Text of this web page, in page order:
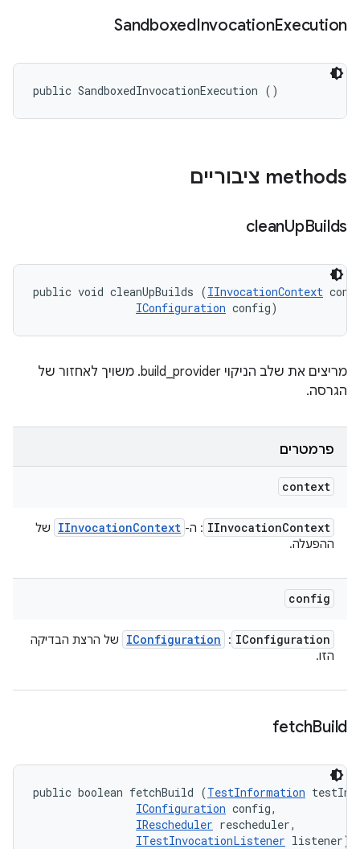
SandboxedInvocationExecution
public SandboxedInvocationExecution ()
‫methods ציבוריים
cleanUpBuilds
public void cleanUpBuilds (IInvocationContext
IConfiguration config)
מריצים את שלב הניקוי build_provider. משויך לאחזור של
הגרסה.
פרמטרים
context
IInvocationContext : ה- IInvocationContext
של
ההפעלה.
config
IConfiguration
:
IConfiguration
של הרצת הבדיקה
הזו.
fetchBuild
public boolean fetchBuild (TestInformation
IConfiguration config,
IRescheduler rescheduler,
ITestInvocationListener listener)